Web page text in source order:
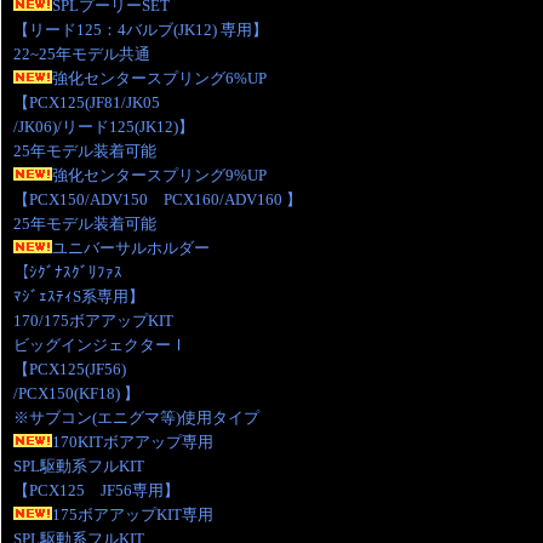
SPLプーリーSET
【リード125：4バルブ(JK12) 専用】
22~25年モデル共通
強化センタースプリング6%UP
【PCX125(JF81/JK05
/JK06)/リード125(JK12)】
25年モデル装着可能
強化センタースプリング9%UP
【PCX150/ADV150 PCX160/ADV160 】
25年モデル装着可能
ユニバーサルホルダー
【ｼｸﾞﾅｽｸﾞﾘﾌｧｽ
ﾏｼﾞｪｽﾃｨS系専用】
170/175ボアアップKIT
ビッグインジェクターⅠ
【PCX125(JF56)
/PCX150(KF18) 】
※サブコン(エニグマ等)使用タイプ
170KITボアアップ専用
SPL駆動系フルKIT
【PCX125 JF56専用】
175ボアアップKIT専用
SPL駆動系フルKIT